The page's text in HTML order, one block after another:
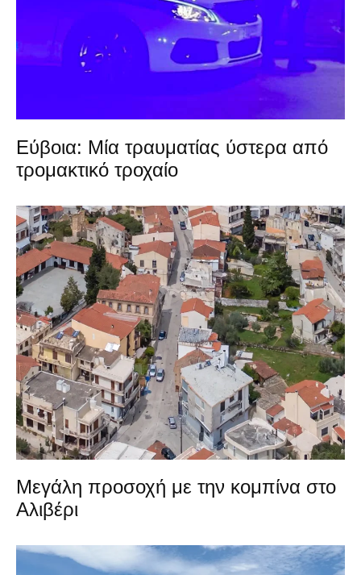
Εύβοια: Μία τραυματίας ύστερα από
τρομακτικό τροχαίο
Μεγάλη προσοχή με την κομπίνα στο
Αλιβέρι